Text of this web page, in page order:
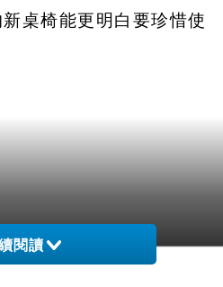
桌椅能更明白要珍惜使
閱讀